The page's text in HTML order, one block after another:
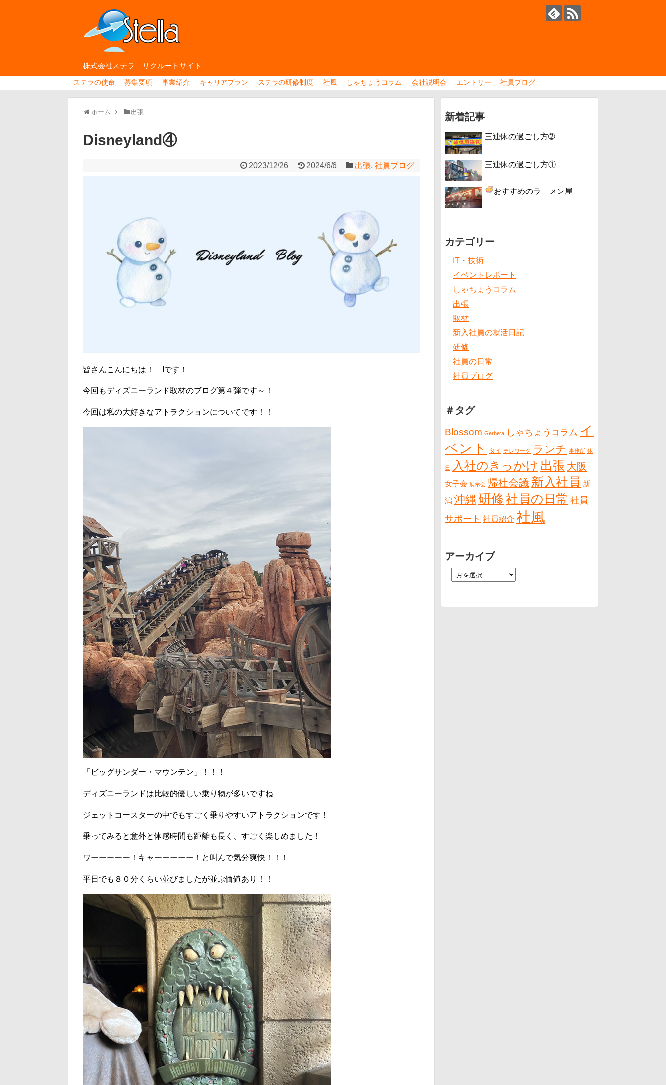
株式会社ステラ リクルートサイト
ステラの使命 募集要項 事業紹介 キャリアプラン ステラの研修制度 社風 しゃちょうコラム 会社説明会 エントリー 社員ブログ
ホーム 出張
Disneyland④
2023/12/26 2024/6/6 出張, 社員ブログ
皆さんこんにちは！ Iです！
今回もディズニーランド取材のブログ第４弾です～！
今回は私の大好きなアトラクションについてです！！
「ビッグサンダー・マウンテン」！！！
ディズニーランドは比較的優しい乗り物が多いですね
ジェットコースターの中でもすごく乗りやすいアトラクションです！
乗ってみると意外と体感時間も距離も長く、すごく楽しめました！
ワーーーーー！キャーーーーー！と叫んで気分爽快！！！
平日でも８０分くらい並びましたが並ぶ価値あり！！
新着記事
三連休の過ごし方➁
三連休の過ごし方①
おすすめのラーメン屋
カテゴリー
IT・技術
イベントレポート
しゃちょうコラム
出張
取材
新入社員の就活日記
研修
社員の日常
社員ブログ
＃タグ
Blossom Gerbera しゃちょうコラム イ
ベント
タイ テレワーク ランチ 事務所 休
日 入社のきっかけ 出張 大阪
女子会 展示会 帰社会議 新入社員 新
潟 沖縄 研修社員の日常 社員
サポート 社員紹介 社風
アーカイブ